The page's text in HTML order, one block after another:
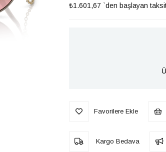
₺1.601,67 `den başlayan
Favorilere Ekle
Kargo Bedava